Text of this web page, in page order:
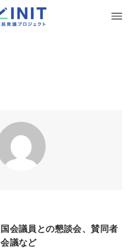
国会議員との懇談会、賛同者
会議など